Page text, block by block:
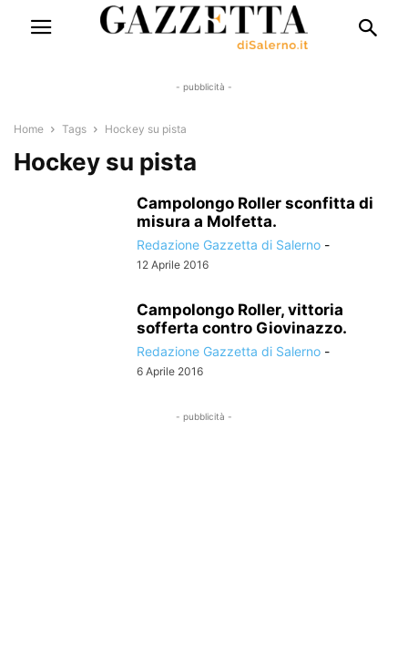
- pubblicità -
Home Tags Hockey su pista
Hockey su pista
Campolongo Roller sconfitta di
misura a Molfetta.
Redazione Gazzetta di Salerno -
12 Aprile 2016
Campolongo Roller, vittoria
sofferta contro Giovinazzo.
Redazione Gazzetta di Salerno -
6 Aprile 2016
- pubblicità -